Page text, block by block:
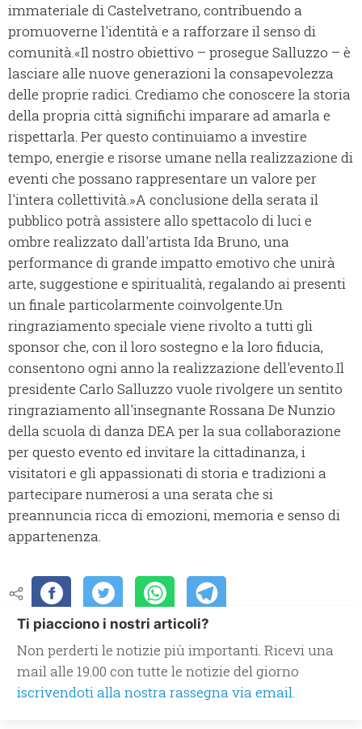
immateriale di Castelvetrano, contribuendo a
promuoverne l'identità e a rafforzare il senso di
comunità.«Il nostro obiettivo – prosegue Salluzzo – è
lasciare alle nuove generazioni la consapevolezza
delle proprie radici. Crediamo che conoscere la storia
della propria città significhi imparare ad amarla e
rispettarla. Per questo continuiamo a investire
tempo, energie e risorse umane nella realizzazione di
eventi che possano rappresentare un valore per
l'intera collettività.»A conclusione della serata il
pubblico potrà assistere allo spettacolo di luci e
ombre realizzato dall'artista Ida Bruno, una
performance di grande impatto emotivo che unirà
arte, suggestione e spiritualità, regalando ai presenti
un finale particolarmente coinvolgente.Un
ringraziamento speciale viene rivolto a tutti gli
sponsor che, con il loro sostegno e la loro fiducia,
consentono ogni anno la realizzazione dell'evento.Il
presidente Carlo Salluzzo vuole rivolgere un sentito
ringraziamento all'insegnante Rossana De Nunzio
della scuola di danza DEA per la sua collaborazione
per questo evento ed invitare la cittadinanza, i
visitatori e gli appassionati di storia e tradizioni a
partecipare numerosi a una serata che si
preannuncia ricca di emozioni, memoria e senso di
appartenenza.
Ti piacciono i nostri articoli?
Non perderti le notizie più importanti. Ricevi una
mail alle 19.00 con tutte le notizie del giorno
iscrivendoti alla nostra rassegna via email.